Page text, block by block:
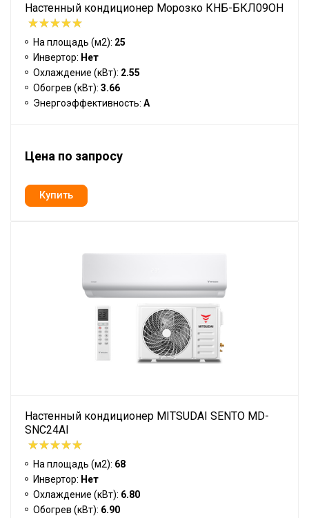
Настенный кондиционер Морозко КНБ-БКЛ09ОН
На площадь (м2): 25
Инвертор: Нет
Охлаждение (кВт): 2.55
Обогрев (кВт): 3.66
Энергоэффективность: A
Цена по запросу
Настенный кондиционер MITSUDAI SENTO MD-
SNC24AI
На площадь (м2): 68
Инвертор: Нет
Охлаждение (кВт): 6.80
Обогрев (кВт): 6.90